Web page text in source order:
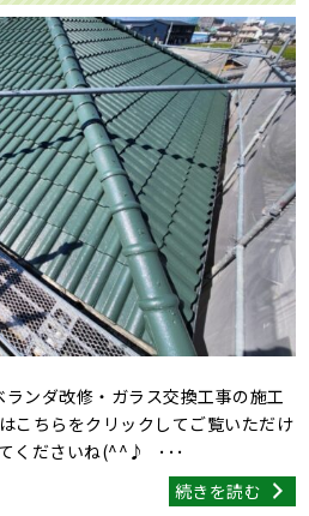
ンダ改修・ガラス交換工事の施工
こちらをクリックしてご覧いただけ
くださいね(^^♪ ･･･
続きを読む